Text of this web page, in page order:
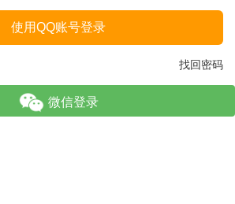
使用QQ账号登录
找回密码
微信登录